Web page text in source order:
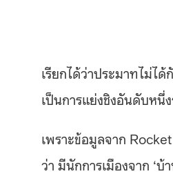
เรียกได้ว่าประมาทไม่ไ
เป็นการแย่งชิงอันดับหนึ่
เพราะข้อมูลจาก
ว่า มีนักการเมืองจาก ‘บ้